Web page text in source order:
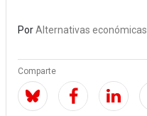
PorAlternativas económicas
Comparte